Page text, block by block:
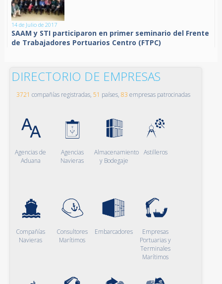
14 de Julio de 2017
SAAM y STI participaron en primer seminario del Frente
de Trabajadores Portuarios Centro (FTPC)
DIRECTORIO DE EMPRESAS
3721 compañías registradas, 51 países, 83 empresas patrocinadas
Agencias de
Aduana
Agencias
Navieras
Almacenamiento
y Bodegaje
Astilleros
Compañías
Navieras
Consultores
Marítimos
Embarcadores
Empresas
Portuarias y
Terminales
Marítimos